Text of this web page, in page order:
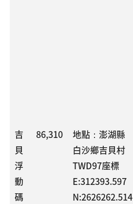
吉
貝
浮
動
碼
86,310
地點：澎湖縣
白沙鄉吉貝村
TWD97座標
E:312393.597
N:2626262.514